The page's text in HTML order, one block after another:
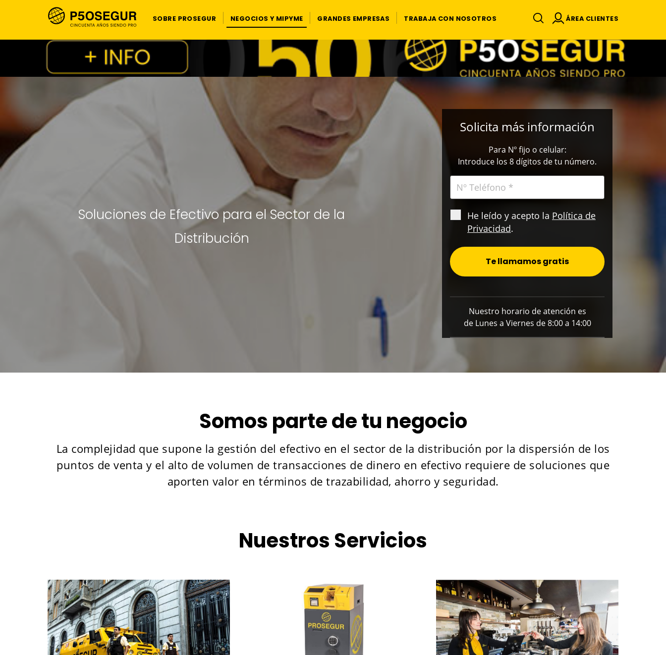
SOBRE PROSEGUR NEGOCIOS Y MIPYME GRANDES EMPRESAS TRABAJA CON NOSOTROS ÁREA CLIENTES
Soluciones de Efectivo para el Sector de la
Distribución
Solicita más información
Para Nº fijo o celular:
Introduce los 8 dígitos de tu número.
He leído y acepto la Política de
Privacidad.
Te llamamos gratis
Nuestro horario de atención es
de Lunes a Viernes de 8:00 a 14:00
Somos parte de tu negocio
La complejidad que supone la gestión del efectivo en el sector de la distribución por la dispersión de los
puntos de venta y el alto de volumen de transacciones de dinero en efectivo requiere de soluciones que
aporten valor en términos de trazabilidad, ahorro y seguridad.
Nuestros Servicios